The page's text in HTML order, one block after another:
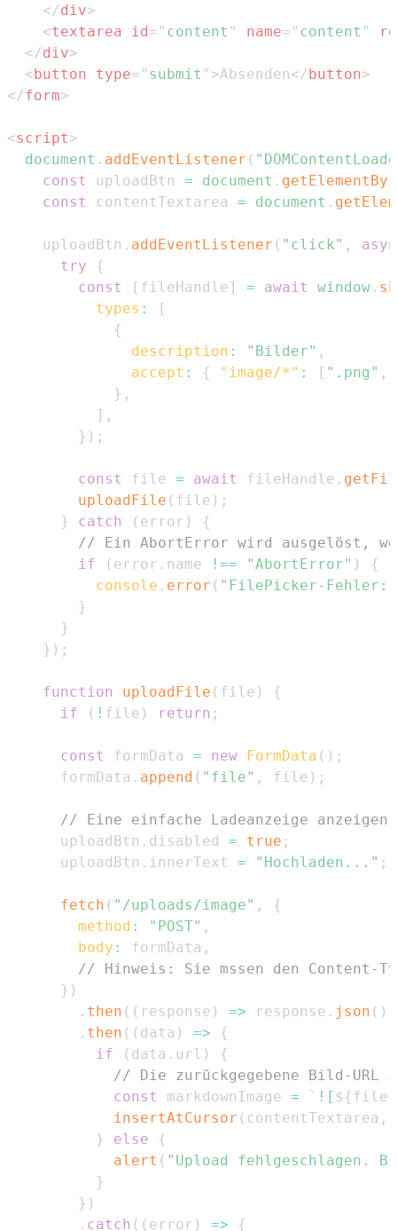
</div>
<textarea id= " content " name= " content "
</div>
<button type= " submit " >Absenden</button>
</form>
<script>
document . addEventListener (
const
uploadBtn = document .
const
contentTextarea = document .
    uploadBtn
. addEventListener ( "click" ,
try
{
const
[ fileHandle ] = await window .
types :
[
{
description : "Bilder" ,
accept : { "image/*" : [ ".png" ,
} ,
] ,
} ) ;
const file = await fileHandle .
uploadFile ( file ) ;
}
catch ( error )
{
// Ein AbortError wird ausgelöst,
if
( error . name !== "AbortError" )
{
console . error ( "FilePicker-Fehler:"
}
}
} ) ;
function uploadFile ( file )
{
if
( ! file ) return ;
const formData = new FormData ( ) ;
      formData
. append ( "file" , file ) ;
// Eine einfache Ladeanzeige anzeigen
      uploadBtn
. disabled = true ;
      uploadBtn
. innerText = "Hochladen..." ;
fetch ( "/uploads/image" ,
{
method : "POST" ,
body : formData ,
// Hinweis: Sie mssen den Content-
} )
. then ( ( response ) => response . json ( )
. then ( ( data ) =>
{
if
( data . url )
{
// Die zurückgegebene Bild-URL
const
markdownImage = ` ![ ${file
insertAtCursor ( contentTextarea ,
}
else
{
alert ( "Upload fehlgeschlagen.
}
} )
. catch ( ( error ) => {